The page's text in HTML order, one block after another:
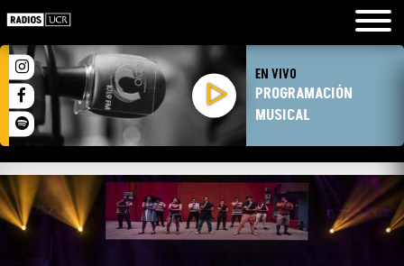
EN VIVO
PROGRAMACIÓN
MUSICAL